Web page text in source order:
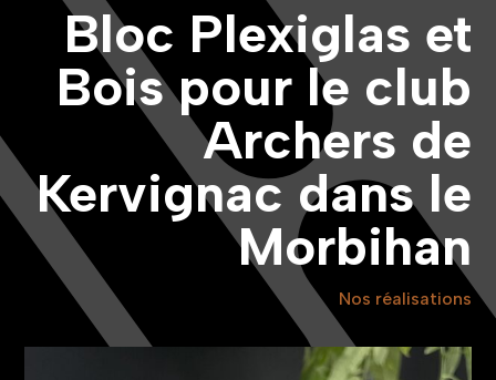
Bloc Plexiglas et
Bois pour le club
Archers de
Kervignac dans le
Morbihan
Nos réalisations